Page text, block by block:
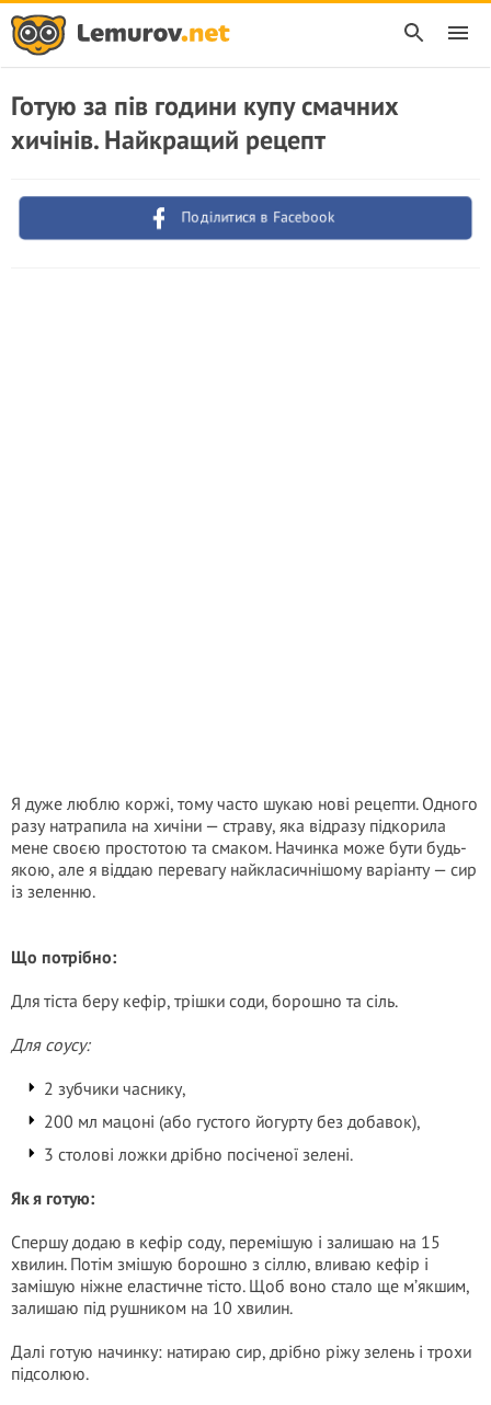
Готую за пів години купу смачних
хичінів. Найкращий рецепт
Поділитися в Facebook
Я дуже люблю коржі, тому часто шукаю нові рецепти. Одного
разу натрапила на хичіни — страву, яка відразу підкорила
мене своєю простотою та смаком. Начинка може бути будь-
якою, але я віддаю перевагу найкласичнішому варіанту — сир
із зеленню.
Що потрібно:
Для тіста беру кефір, трішки соди, борошно та сіль.
Для соусу:
2 зубчики часнику,
200 мл мацоні (або густого йогурту без добавок),
3 столові ложки дрібно посіченої зелені.
Як я готую:
Спершу додаю в кефір соду, перемішую і залишаю на 15
хвилин. Потім змішую борошно з сіллю, вливаю кефір і
замішую ніжне еластичне тісто. Щоб воно стало ще м’якшим,
залишаю під рушником на 10 хвилин.
Далі готую начинку: натираю сир, дрібно ріжу зелень і трохи
підсолюю.